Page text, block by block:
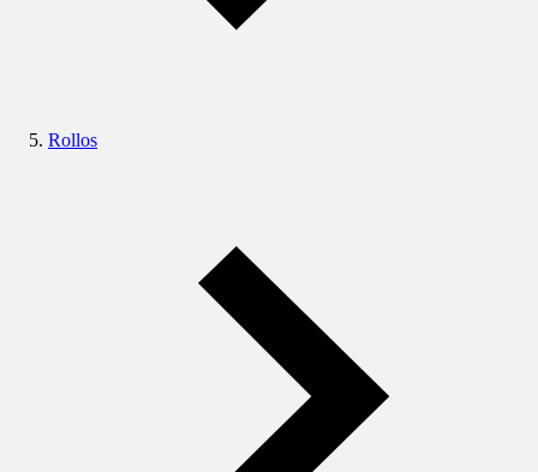
Rollos